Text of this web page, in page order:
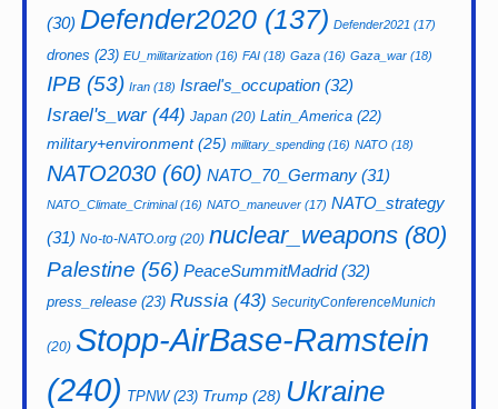
(30) Defender2020 (137) Defender2021 (17)
drones (23) EU_militarization (16) FAI (18) Gaza (16) Gaza_war (18)
IPB (53) Iran (18) Israel's_occupation (32)
Israel's_war(44) Japan (20) Latin_America (22)
military+environment(25) military_spending (16) NATO (18)
NATO2030 (60) NATO_70_Germany (31)
NATO_Climate_Criminal(16) NATO_maneuver (17) NATO_strategy
(31) No-to-NATO.org (20) nuclear_weapons (80)
Palestine (56) PeaceSummitMadrid(32)
press_release (23) Russia (43) SecurityConferenceMunich
(20) Stopp-AirBase-Ramstein
(240) TPNW(23) Trump (28) Ukraine